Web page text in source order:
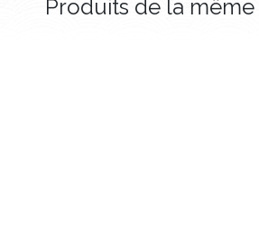
Produits de la